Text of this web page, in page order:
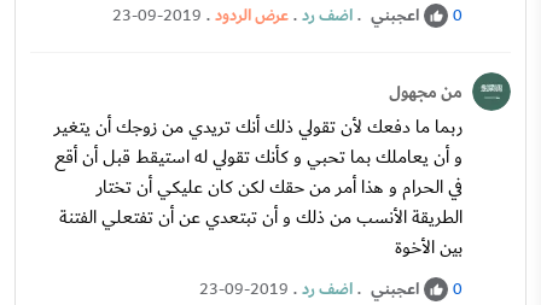
0 اعجبني .اضف رد.عرض الردود.
23-09-2019
من مجهول
ربما ما دفعك لأن تقولي ذلك أنك تريدي من زوجك أن يتغير
و أن يعاملك بما تحبي و كأنك تقولي له استيقط قبل أن أقع
في الحرام و هذا أمر من حقك لكن كان عليكي أن تختار
الطريقة الأنسب من ذلك و أن تبتعدي عن أن تفتعلي الفتنة
بين الأخوة
0 اعجبني .اضف رد.
23-09-2019